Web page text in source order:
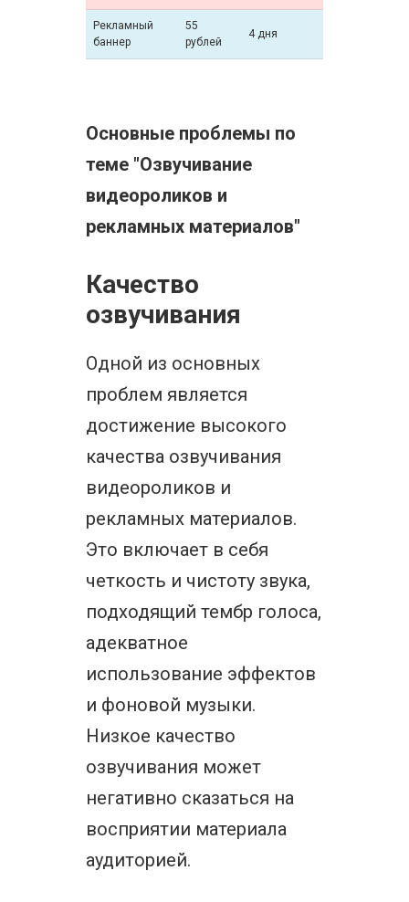
Рекламный
баннер
55
рублей
4 дня
Основные проблемы по
теме "Озвучивание
видеороликов и
рекламных материалов"
Качество
озвучивания
Одной из основных
проблем является
достижение высокого
качества озвучивания
видеороликов и
рекламных материалов.
Это включает в себя
четкость и чистоту звука,
подходящий тембр голоса,
адекватное
использование эффектов
и фоновой музыки.
Низкое качество
озвучивания может
негативно сказаться на
восприятии материала
аудиторией.